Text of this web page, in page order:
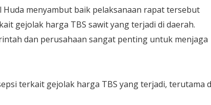
menyambut baik pelaksanaan rapat tersebut
gejolak harga TBS sawit yang terjadi di daerah.
dan perusahaan sangat penting untuk menjaga
terkait gejolak harga TBS yang terjadi, terutama